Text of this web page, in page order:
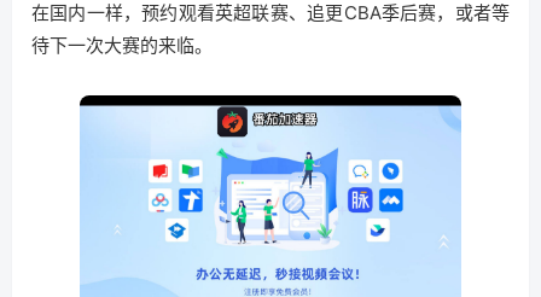
在国内一样，预约观看英超联赛、追更CBA季后赛，或者等
待下一次大赛的来临。